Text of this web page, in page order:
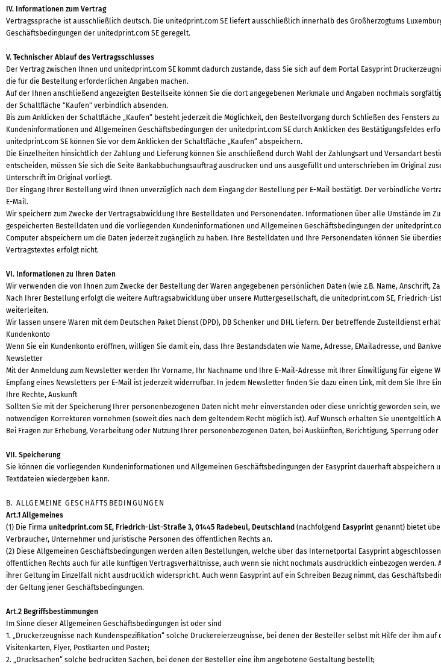
IV. Informationen zum Vertrag
Vertragssprache ist ausschließlich deutsch. Die unitedprint.com SE liefert ausschließlich innerhalb des Großherzogtums
Geschäftsbedingungen der unitedprint.com SE geregelt.
V. Technischer Ablauf des Vertragsschlusses
Der Vertrag zwischen Ihnen und unitedprint.com SE kommt dadurch zustande, dass Sie sich auf dem Portal Easyprint
die für die Bestellung erforderlichen Angaben machen.
Auf der Ihnen anschließend angezeigten Bestellseite können Sie die dort angegebenen Merkmale und Angaben nochmals
der Schaltfläche "Kaufen" verbindlich absenden.
Bis zum Anklicken der Schaltfläche „Kaufen“ besteht jederzeit die Möglichkeit, den Bestellvorgang durch Schließen des Fensters
Kundeninformationen und Allgemeinen Geschäftsbedingungen der unitedprint.com SE durch Anklicken des Bestätigungsfeldes
unitedprint.com SE können Sie vor dem Anklicken der Schaltfläche „Kaufen“ abspeichern.
Die Einzelheiten hinsichtlich der Zahlung und Lieferung können Sie anschließend durch Wahl der Zahlungsart und Versandart
entscheiden, müssen Sie sich die Seite Bankabbuchungsauftrag ausdrucken und uns ausgefüllt und unterschrieben im Original
Unterschrift im Original vorliegt.
Der Eingang Ihrer Bestellung wird Ihnen unverzüglich nach dem Eingang der Bestellung per E-Mail bestätigt. Der verbindliche
E-Mail.
Wir speichern zum Zwecke der Vertragsabwicklung Ihre Bestelldaten und Personendaten. Informationen über alle Umstände im
gespeicherten Bestelldaten und die vorliegenden Kundeninformationen und Allgemeinen Geschäftsbedingungen der
Computer abspeichern um die Daten jederzeit zugänglich zu haben. Ihre Bestelldaten und Ihre Personendaten können Sie
Vertragstextes erfolgt nicht.
VI. Informationen zu Ihren Daten
Wir verwenden die von Ihnen zum Zwecke der Bestellung der Waren angegebenen persönlichen Daten (wie z.B. Name, Anschrift,
Nach Ihrer Bestellung erfolgt die weitere Auftragsabwicklung über unsere Muttergesellschaft, die unitedprint.com SE, Friedrich-
weiterleiten.
Wir lassen unsere Waren mit dem Deutschen Paket Dienst (DPD), DB Schenker und DHL liefern. Der betreffende Zustelldienst
Kundenkonto
Wenn Sie ein Kundenkonto eröffnen, willigen Sie damit ein, dass Ihre Bestandsdaten wie Name, Adresse, EMailadresse, und
Newsletter
Mit der Anmeldung zum Newsletter werden Ihr Vorname, Ihr Nachname und Ihre E-Mail-Adresse mit Ihrer Einwilligung für
Empfang eines Newsletters per E-Mail ist jederzeit widerrufbar. In jedem Newsletter finden Sie dazu einen Link, mit dem Sie Ihre
Ihre Rechte, Auskunft
Sollten Sie mit der Speicherung Ihrer personenbezogenen Daten nicht mehr einverstanden oder diese unrichtig geworden sein,
notwendigen Korrekturen vornehmen (soweit dies nach dem geltendem Recht möglich ist). Auf Wunsch erhalten Sie
Bei Fragen zur Erhebung, Verarbeitung oder Nutzung Ihrer personenbezogenen Daten, bei Auskünften, Berichtigung, Sperrung
VII. Speicherung
Sie können die vorliegenden Kundeninformationen und Allgemeinen Geschäftsbedingungen der Easyprint dauerhaft
Textdateien wiedergeben kann.
B. ALLGEMEINE GESCHÄFTSBEDINGUNGEN
Art.1 Allgemeines
(1) Die Firma unitedprint.com SE, Friedrich-List-Straße 3, 01445 Radebeul, Deutschland (nachfolgend Easyprint genannt) bietet
Verbraucher, Unternehmer und juristische Personen des öffentlichen Rechts an.
(2) Diese Allgemeinen Geschäftsbedingungen werden allen Bestellungen, welche über das Internetportal Easyprint
öffentlichen Rechts auch für alle künftigen Vertragsverhältnisse, auch wenn sie nicht nochmals ausdrücklich einbezogen
ihrer Geltung im Einzelfall nicht ausdrücklich widerspricht. Auch wenn Easyprint auf ein Schreiben Bezug nimmt, das
der Geltung jener Geschäftsbedingungen.
Art.2 Begriffsbestimmungen
Im Sinne dieser Allgemeinen Geschäftsbedingungen ist oder sind
1. „Druckerzeugnisse nach Kundenspezifikation“ solche Druckereierzeugnisse, bei denen der Besteller selbst mit Hilfe der ihm
Visitenkarten, Flyer, Postkarten und Poster;
2. „Drucksachen“ solche bedruckten Sachen, bei denen der Besteller eine ihm angebotene Gestaltung bestellt;